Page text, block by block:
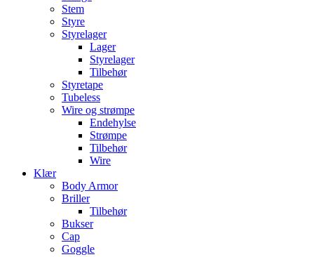
Stem
Styre
Styrelager
Lager
Styrelager
Tilbehør
Styretape
Tubeless
Wire og strømpe
Endehylse
Strømpe
Tilbehør
Wire
Klær
Body Armor
Briller
Tilbehør
Bukser
Cap
Goggle